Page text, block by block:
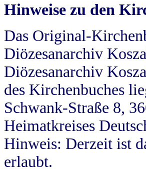
Hinweise zu den
Das Original-
Diözesanarchiv
Diözesanarchiv
des Kirchenbuches
Schwank-Straße 8,
Heimatkreises
Hinweis: Derzeit ist
erlaubt.